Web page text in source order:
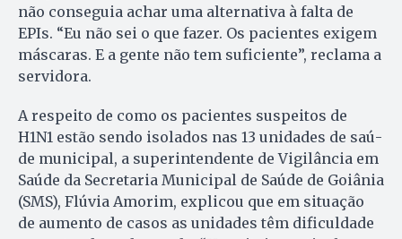
não conseguia achar uma alternativa à falta de
EPIs. “Eu não sei o que fazer. Os pa­ci­en­tes exigem
máscaras. E a gente não tem suficiente”, reclama a
servidora.
A respeito de como os pacientes suspeitos de
H1N1 estão sen­do isolados nas 13 unidades de saú­
de municipal, a superintendente de Vigilância em
Saúde da Se­cre­taria Municipal de Saúde de Goi­ânia
(SMS), Flúvia Amorim, ex­plicou que em situação
de au­mento de casos as unidades têm di­ficuldade